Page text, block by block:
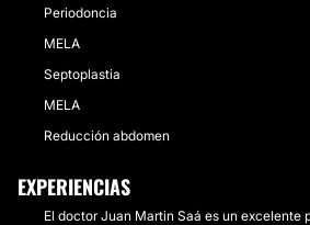
Periodoncia
MELA
Septoplastia
MELA
Reducción abdomen
EXPERIENCIAS
El doctor Juan Martin Saá es un excelente